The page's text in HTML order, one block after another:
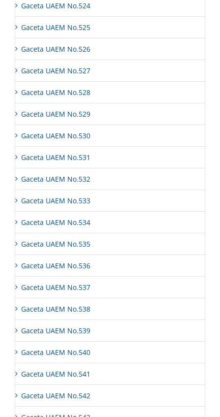
Gaceta UAEM No.524
Gaceta UAEM No.525
Gaceta UAEM No.526
Gaceta UAEM No.527
Gaceta UAEM No.528
Gaceta UAEM No.529
Gaceta UAEM No.530
Gaceta UAEM No.531
Gaceta UAEM No.532
Gaceta UAEM No.533
Gaceta UAEM No.534
Gaceta UAEM No.535
Gaceta UAEM No.536
Gaceta UAEM No.537
Gaceta UAEM No.538
Gaceta UAEM No.539
Gaceta UAEM No.540
Gaceta UAEM No.541
Gaceta UAEM No.542